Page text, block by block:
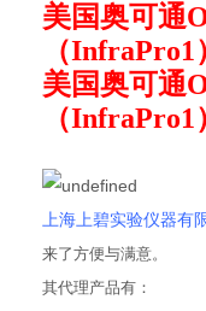
美国奥可通
（InfraPro1
美国奥可通
（InfraPro1
上海上碧实验仪器有
来了方便与满意。
其代理产品有：